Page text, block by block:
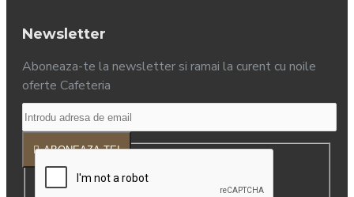
Newsletter
Aboneaza-te la newsletter si ramai la curent cu noile
oferte Cafeteria
ABONEAZA-TE!